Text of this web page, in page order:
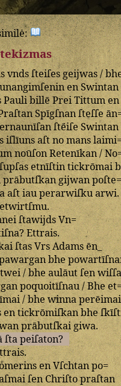
vnds ſteiſesgeijwas/
en Swintan
Pauli billē PreiTittumen
Spīgſnanſteſſe
ernaunīſanſtēiſe Swintan
iſlīunsaſtno mans
noūſonRetenīkan/
ſupſasetnīſtin tickrōmai
prābutſkan gijwan
aſtiauperarwiſku arwi.
.
ſtawijdsVn=
?Ettrais.
ſtasVrsAdamsēn_
bhe
/bheaulāutſen
poquoitīſnau/Bhe
/bhe winnaperēimai
entickrōmiſkanbhe
prābutſkaigiwa.
ſtapeiſaton?
.
enVſchtanpo=
ſen Chriſto praſtan